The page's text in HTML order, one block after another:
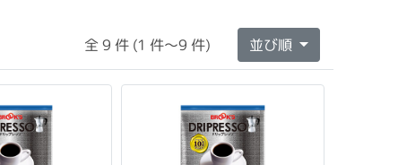
全 9 件 (1 件～9 件) 並び順